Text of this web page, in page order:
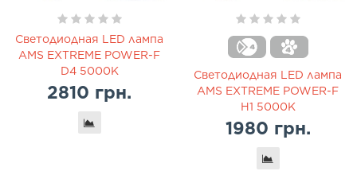
Светодиодная LED лампа
AMS EXTREME POWER-F
D4 5000K
2810 грн.
Светодиодная LED лампа
AMS EXTREME POWER-F
H1 5000K
1980 грн.